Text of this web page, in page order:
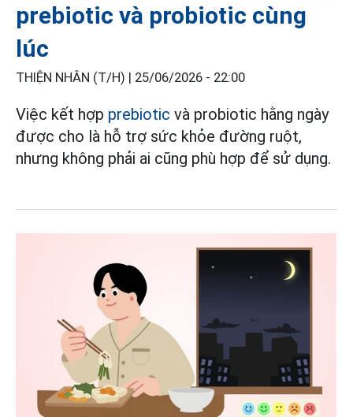
prebiotic và probiotic cùng
lúc
THIỆN NHÂN (T/H) | 25/06/2026 - 22:00
Việc kết hợp prebiotic và probiotic hằng ngày
được cho là hỗ trợ sức khỏe đường ruột,
nhưng không phải ai cũng phù hợp để sử dụng.